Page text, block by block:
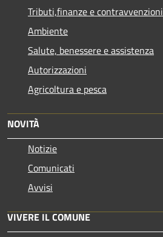
Tributi,finanze e contravvenzioni
Ambiente
Salute, benessere e assistenza
Autorizzazioni
Agricoltura e pesca
NOVITÀ
Notizie
Comunicati
Avvisi
VIVERE IL COMUNE